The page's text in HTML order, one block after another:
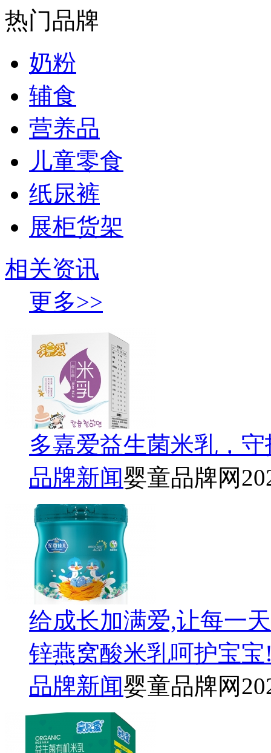
热门品牌
奶粉
辅食
营养品
儿童零食
纸尿裤
展柜货架
相关资讯
更多>>
多嘉爱益生菌米乳，
品牌新闻婴童品牌网
给成长加满爱,让每一
锌燕窝酸米乳呵护宝宝
品牌新闻婴童品牌网